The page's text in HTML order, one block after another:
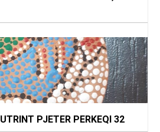
PJETER PERKEQI 32